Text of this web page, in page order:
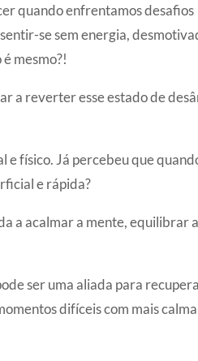
quando enfrentamos desafios
se sem energia,
mesmo?!
a reverter esse estado de
e físico. Já percebeu que
e rápida?
a acalmar a mente, equilibrar
ser uma aliada para
difíceis com mais